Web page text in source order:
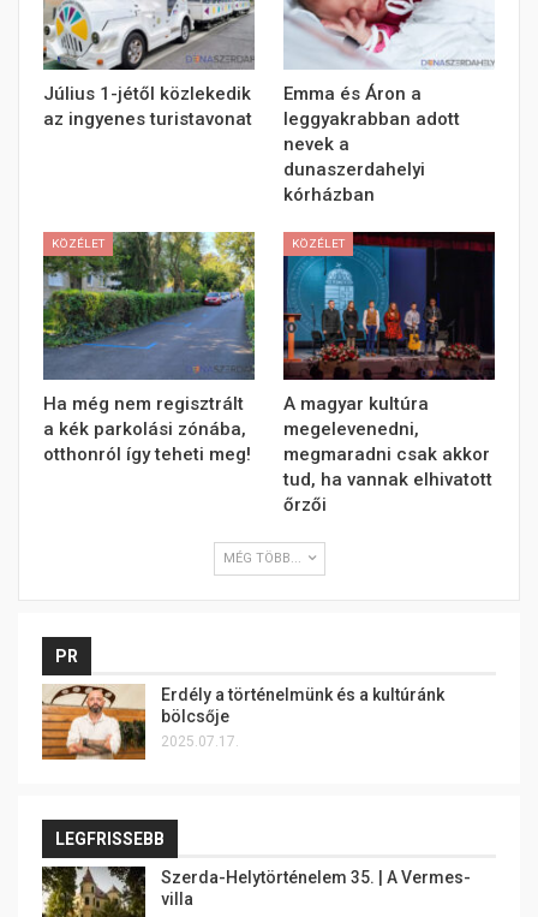
Július 1-jétől közlekedik
az ingyenes turistavonat
Emma és Áron a
leggyakrabban adott
nevek a
dunaszerdahelyi
kórházban
KÖZÉLET
Ha még nem regisztrált
a kék parkolási zónába,
otthonról így teheti meg!
KÖZÉLET
A magyar kultúra
megelevenedni,
megmaradni csak akkor
tud, ha vannak elhivatott
őrzői
MÉG TÖBB...
PR
Erdély a történelmünk és a kultúránk
bölcsője
2025.07.17.
LEGFRISSEBB
Szerda-Helytörténelem 35. | A Vermes-
villa